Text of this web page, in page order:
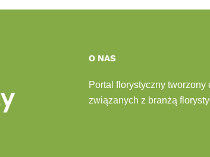
O NAS
Portal florystyczny
związanych z branżą